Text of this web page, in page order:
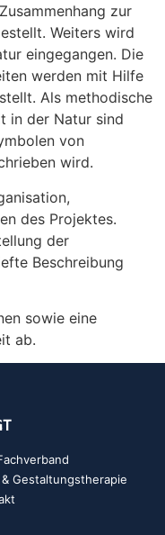
zur
Weiters wird
eingegangen. Die
werden mit Hilfe
Als methodische
in der Natur sind
von
wird.
des Projektes.
der
Beschreibung
sowie eine
ab.
Gestaltungstherapie